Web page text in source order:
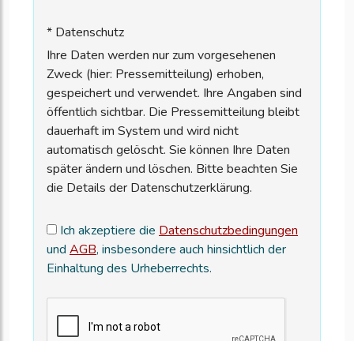
* Datenschutz
Ihre Daten werden nur zum vorgesehenen
Zweck (hier: Pressemitteilung) erhoben,
gespeichert und verwendet. Ihre Angaben sind
öffentlich sichtbar. Die Pressemitteilung bleibt
dauerhaft im System und wird nicht
automatisch gelöscht. Sie können Ihre Daten
später ändern und löschen. Bitte beachten Sie
die Details der Datenschutzerklärung.
Ich akzeptiere die Datenschutzbedingungen
und AGB, insbesondere auch hinsichtlich der
Einhaltung des Urheberrechts.